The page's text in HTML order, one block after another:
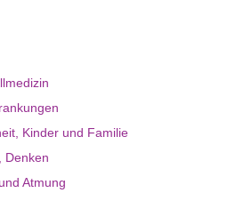
Kinder und Familie
Denken
Atmung